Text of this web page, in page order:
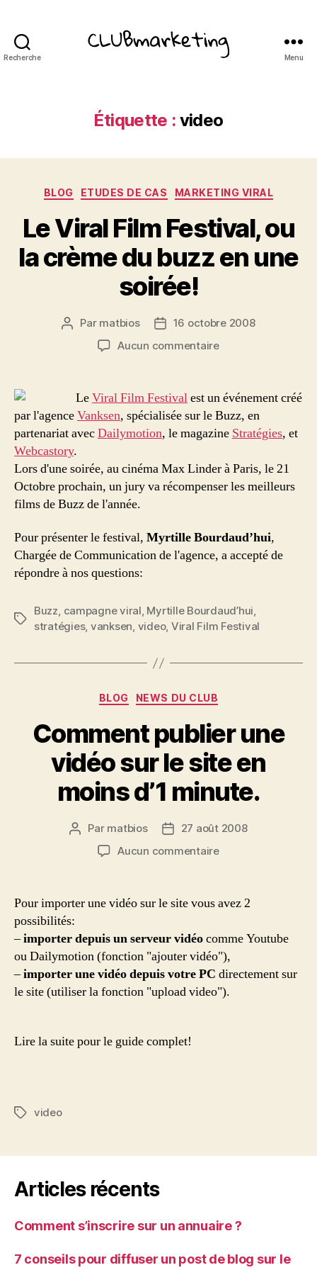
Recherche Menu
Étiquette : video
Catégories
BLOG ETUDES DE CAS MARKETING VIRAL
Le Viral Film Festival, ou
la crème du buzz en une
soirée!
Auteur
l’article
Par matbios
Date16 octobre 2008
Aucun commentairesur
Film
ou
la
du
buzz
soirée!
LeViral Film Festivalest un événement créé
par l'agenceVanksen, spécialisée sur le Buzz, en
partenariat avecDailymotion, le magazine Stratégies, et
Webcastory.
Lors d'une soirée, au cinéma Max Linder à Paris, le 21
Octobre prochain, un jury va récompenser les meilleurs
films de Buzz de l'année.
Pour présenter le festival, Myrtille Bourdaud’hui,
Chargée de Communication de l'agence, a accepté de
répondre à nos questions:
Étiquettes
Buzz, campagne viral, Myrtille Bourdaud’hui,
stratégies, vanksen, video, Viral Film Festival
Catégories
BLOG NEWS DU CLUB
Comment publier une
vidéo sur le site en
moins d’1 minute.
Auteur
l’article
Par matbios
Date27 août 2008
Aucun commentairesur
le
site
en
moins
Pour importer une vidéo sur le site vous avez 2
possibilités:
–importer depuis un serveur vidéocomme Youtube
ou Dailymotion (fonction "ajouter vidéo"),
–importer une vidéo depuis votre PC directement sur
le site (utiliser la fonction "upload video").
Lire la suite pour le guide complet!
Étiquettes
video
Articles récents
Comment s’inscrire sur un annuaire ?
7 conseils pour diffuser un post de blog sur le